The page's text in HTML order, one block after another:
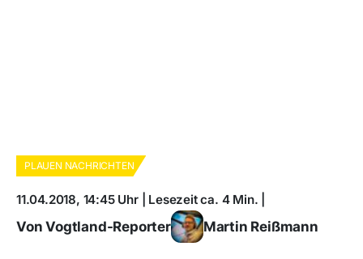
PLAUEN NACHRICHTEN
11.04.2018, 14:45 Uhr | Lesezeit ca. 4 Min. |
Von Vogtland-Reporter Martin Reißmann